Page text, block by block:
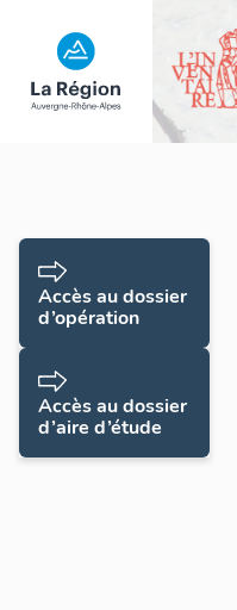
Accès au dossier
d’opération
Accès au dossier
d’aire d’étude